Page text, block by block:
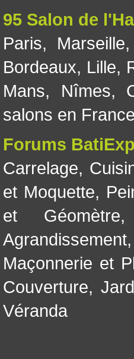
95 Salon de
Paris, Marseille,
Bordeaux, Lille,
Mans, Nîmes,
salons en France
Forums
Carrelage,
et Moquette,
et Géomètre
Agrandissement,
Maçonnerie et
Couverture,
Véranda